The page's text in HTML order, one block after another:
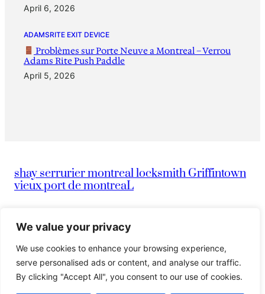
We value your privacy
We use cookies to enhance your browsing experience,
serve personalised ads or content, and analyse our traffic.
By clicking "Accept All", you consent to our use of cookies.
April 6, 2026
ADAMSRITE EXIT DEVICE
Problèmes sur Porte Neuve a Montreal – Verrou
Adams Rite Push Paddle
April 5, 2026
shay serrurier montreal locksmith Griffintown
vieux port de montreaL
info@montreallocksmithserruriermontreal247.com
514-836-9097|Serrurier Shay